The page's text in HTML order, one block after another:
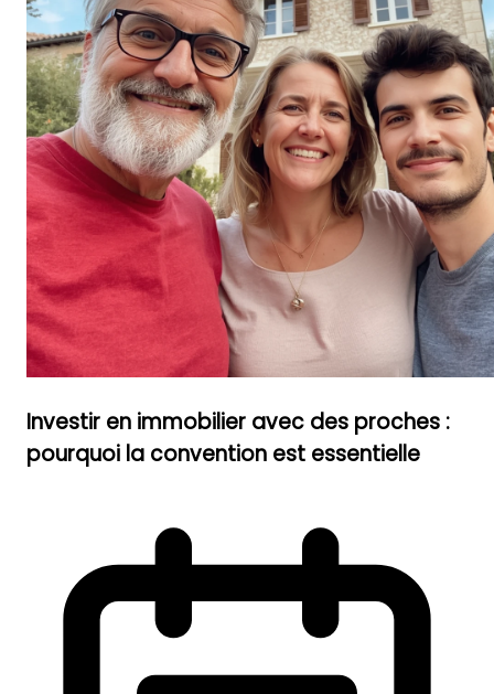
Investir en immobilier avec des proches :
pourquoi la convention est essentielle